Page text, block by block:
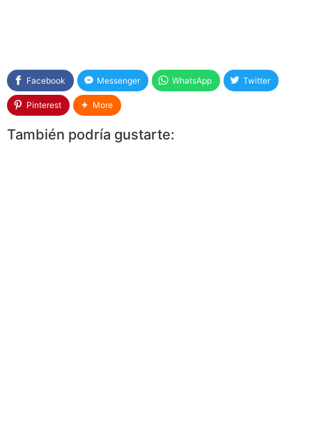
Facebook Messenger WhatsApp Twitter
Pinterest More
También podría gustarte: